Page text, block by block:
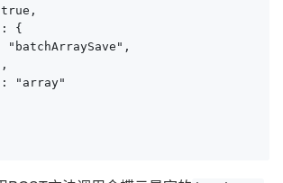
{
"batchArraySave",
"array"